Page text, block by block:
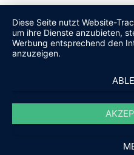
Diese Seite nutzt Website-
um ihre Dienste anzubieten,
Werbung entsprechend den
anzuzeigen.